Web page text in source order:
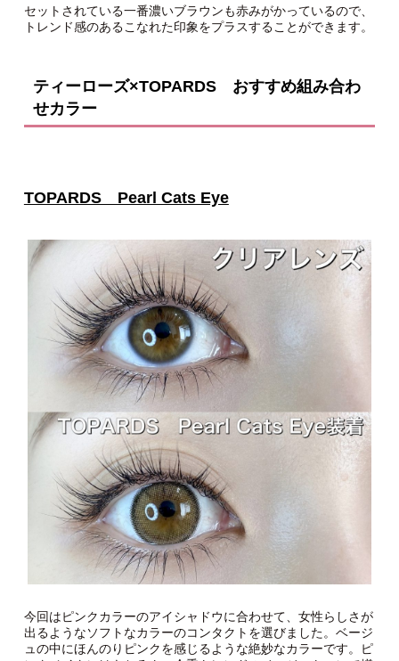
セットされている一番濃いブラウンも赤みがかっているので、
トレンド感のあるこなれた印象をプラスすることができます。
ティーローズ×TOPARDS おすすめ組み合わ
せカラー
TOPARDS Pearl Cats Eye
今回はピンクカラーのアイシャドウに合わせて、女性らしさが
出るようなソフトなカラーのコンタクトを選びました。ベージ
ュの中にほんのりピンクを感じるような絶妙なカラーです。ピ